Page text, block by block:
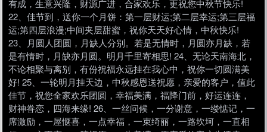
有成，生意兴隆，财源广进，合家欢乐，更祝您中秋节快乐!
22、佳节到，送你一个月饼：第一层财运;第二层幸运;第三层福
运;第四层浪漫;中间夹层甜蜜，祝你天天好心情，中秋快乐!
23、月圆人团圆，月缺人分别。若是无情时，月圆亦月缺，若
是有情时，月缺亦月圆。明月千里寄相思! 24、无论天南海北，
不论相聚与离别，有份祝福永远挂在我心中，祝你一切圆满美
好! 25、一轮明月挂天边，中秋感恩送祝愿，亲爱的客户，值此
佳节，祝您全家欢乐团圆，幸福美满，福降门前，好运连连，
财神眷恋，四海来缘! 26、一丝问候，一分谢意，一缕惦记，一
席激励，一屋惬喜，一点幸福，一束绮丽，一路坎坷，一直相